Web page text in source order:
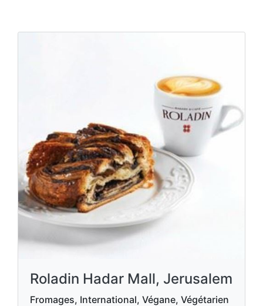
Roladin Hadar Mall, Jerusalem
Fromages, International, Végane, Végétarien